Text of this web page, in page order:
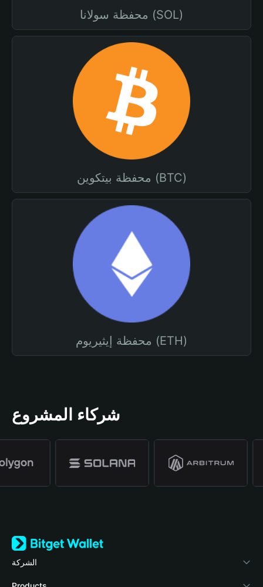
محفظة سولانا (SOL)
محفظة بيتكوين (BTC)
محفظة إيثيريوم (ETH)
شركاء المشروع
الشركة